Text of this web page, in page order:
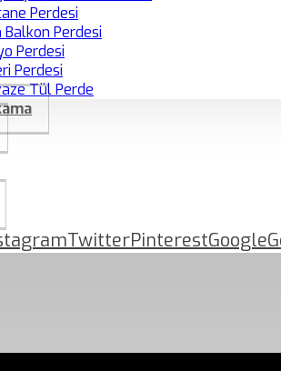
Perdesi
Balkon Perdesi
Perdesi
Perdesi
Tül Perde
TwitterPinterestGoogle